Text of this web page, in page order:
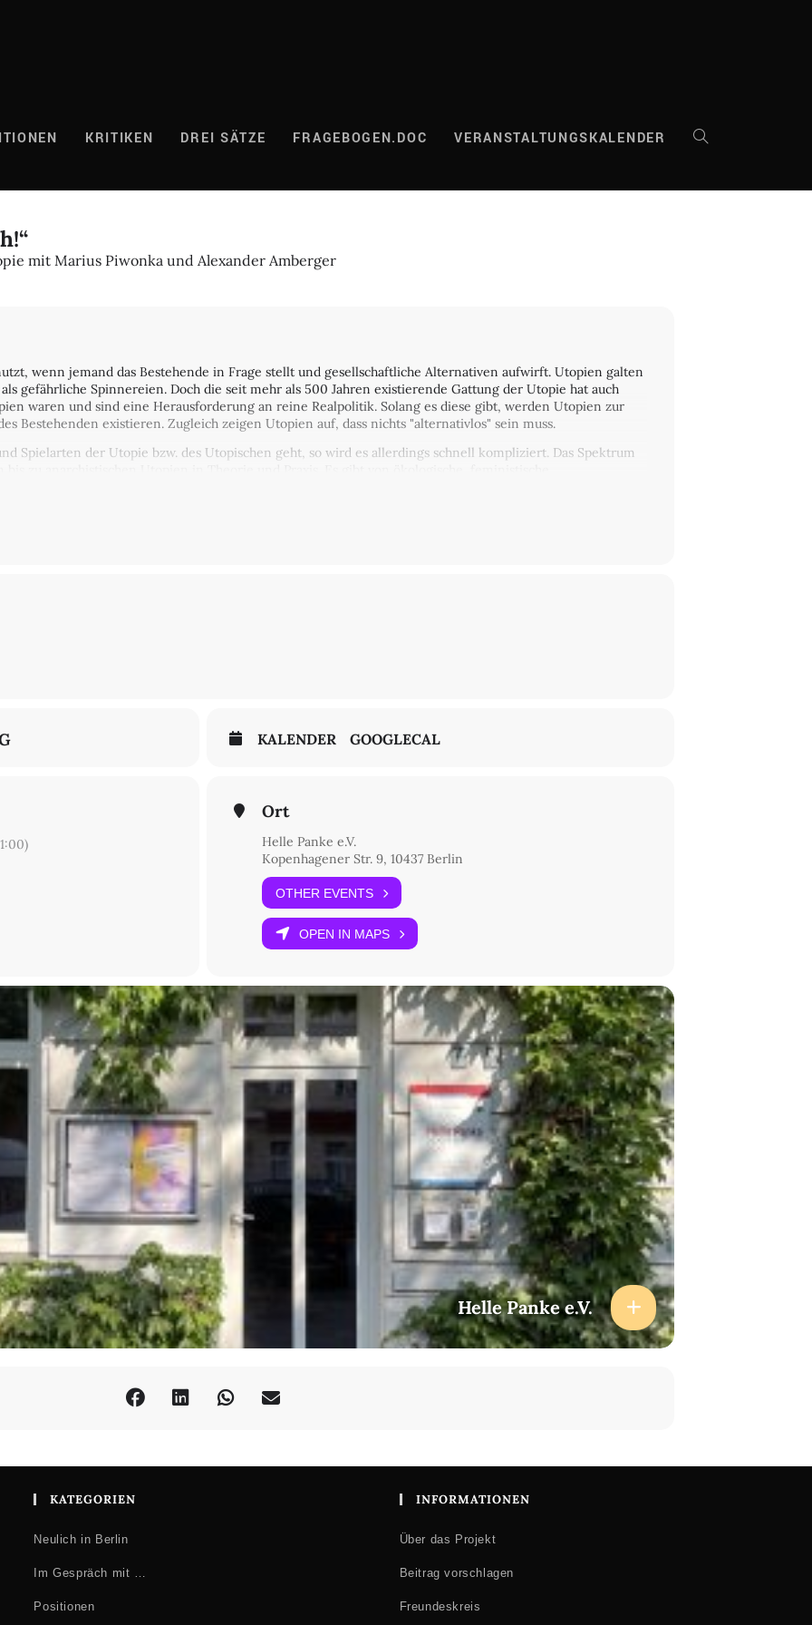
KRITIKEN DREI SÄTZE FRAGEBOGEN.DOC VERANSTALTUNGSKALENDER WEBSITE-
mit Marius Piwonka und Alexander Amberger
wenn jemand das Bestehende in Frage stellt und gesellschaftliche Alternativen aufwirft. Utopien galten
gefährliche Spinnereien. Doch die seit mehr als 500 Jahren existierende Gattung der Utopie hat auch
waren und sind eine Herausforderung an reine Realpolitik. Solang es diese gibt, werden Utopien zur
Bestehenden existieren. Zugleich zeigen Utopien auf, dass nichts "alternativlos" sein muss.
Spielarten der Utopie bzw. des Utopischen geht, so wird es allerdings schnell kompliziert. Das Spektrum
bis hin zu alternativen Kommuneexperimenten. Und war nicht auch die DDR zumindest ein
er hat 2014 seine Dissertation über öko-marxistische Utopien der SED-Opposition
den Sammelband "Auf Utopias Spuren" herausgegeben.
KALENDER GOOGLECAL
Ort
Helle Panke e.V.
Kopenhagener Str. 9, 10437 Berlin
OTHER EVENTS
OPEN IN MAPS
Helle Panke e.V.
KATEGORIEN
Neulich in Berlin
Im Gespräch mit …
Positionen
INFORMATIONEN
Über das Projekt
Beitrag vorschlagen
Freundeskreis